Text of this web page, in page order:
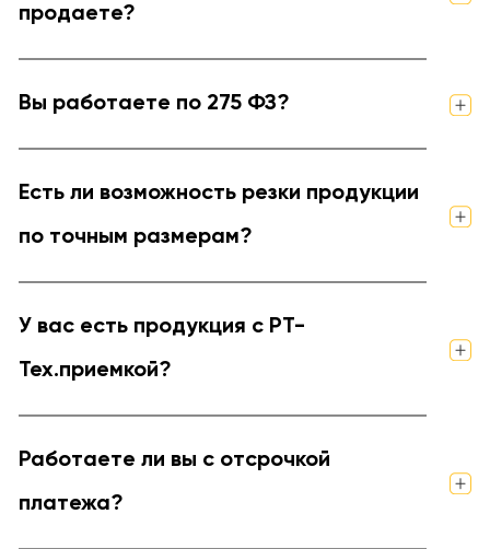
продаете?
Вы работаете по 275 ФЗ?
Есть ли возможность резки продукции
по точным размерам?
У вас есть продукция с РТ-
Тех.приемкой?
Работаете ли вы с отсрочкой
платежа?